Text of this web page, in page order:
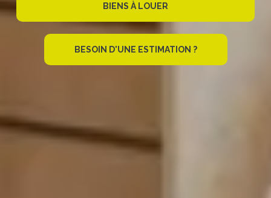
BIENS À LOUER
BESOIN D'UNE ESTIMATION ?